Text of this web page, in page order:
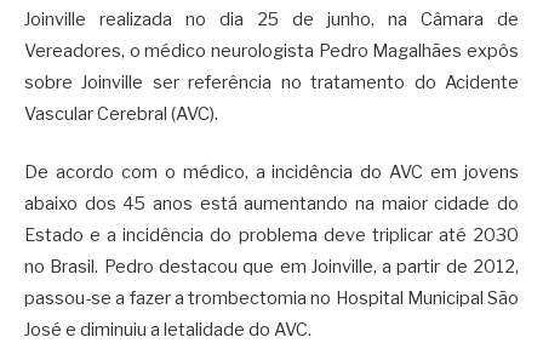
Joinville realizada no dia 25 de junho, na Câmara de
Vereadores, o médico neurologista Pedro Magalhães expôs
sobre Joinville ser referência no tratamento do Acidente
Vascular Cerebral (AVC).
De acordo com o médico, a incidência do AVC em jovens
abaixo dos 45 anos está aumentando na maior cidade do
Estado e a incidência do problema deve triplicar até 2030
no Brasil. Pedro destacou que em Joinville, a partir de 2012,
passou-se a fazer a trombectomia no Hospital Municipal São
José e diminuiu a letalidade do AVC.